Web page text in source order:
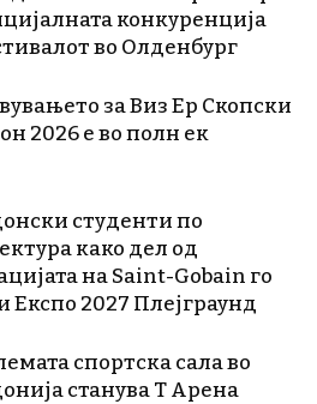
конкуренција
во Олденбург
за Виз Ер Скопски
2026 е во полн ек
студенти по
како дел од
на Saint-Gobain го
Експо 2027 Плејграунд
спортска сала во
станува Т Арена